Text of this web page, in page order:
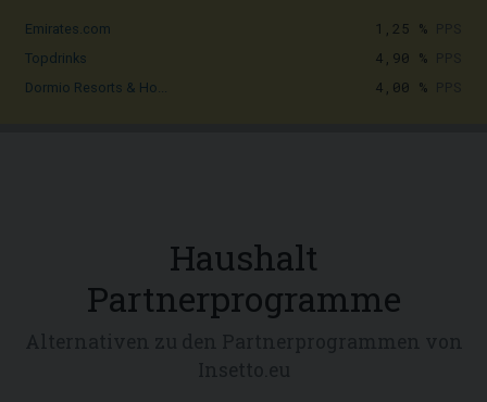
Emirates.com 1,25 %
Topdrinks 4,90 %
Dormio Resorts & Ho... 4,00 %
Haushalt
Partnerprogramme